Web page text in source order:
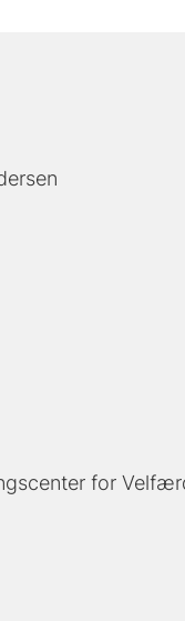
for